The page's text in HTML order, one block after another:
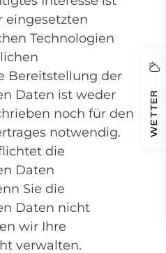
eingesetzten
Technologien
Bereitstellung der
Daten ist weder
noch für den
notwendig.
die
Daten
Sie die
Daten nicht
wir Ihre
verwalten.
WETTER